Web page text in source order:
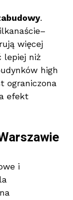
.
więcej
lepiej niż
high
ograniczona
efekt
i